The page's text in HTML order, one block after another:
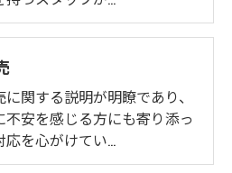
に関する説明が明瞭であり、
不安を感じる方にも寄り添っ
応を心がけてい…